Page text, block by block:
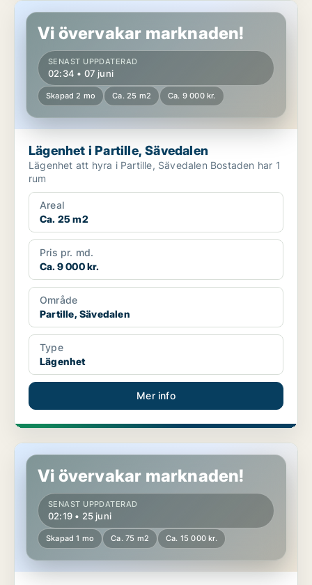
Lägenhet i Partille, Sävedalen
Vi övervakar marknaden!
SENAST UPPDATERAD
02:34 • 07 juni
Skapad 2 mo Ca. 25 m2 Ca. 9 000 kr.
Lägenhet i Partille, Sävedalen
Lägenhet att hyra i Partille, Sävedalen Bostaden har 1
rum
Areal
Ca. 25 m2
Pris pr. md.
Ca. 9 000 kr.
Område
Partille, Sävedalen
Type
Lägenhet
Mer info
Lägenhet i Partille, Sävedalen
Vi övervakar marknaden!
SENAST UPPDATERAD
02:19 • 25 juni
Skapad 1 mo Ca. 75 m2 Ca. 15 000 kr.